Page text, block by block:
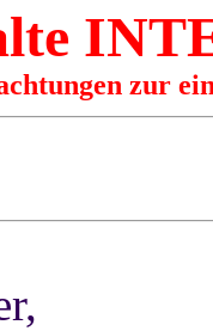
zur